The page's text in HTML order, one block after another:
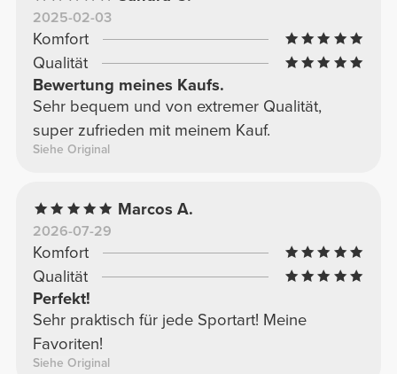
2025-02-03
Komfort
Qualität
Bewertung meines Kaufs.
Sehr bequem und von extremer Qualität,
super zufrieden mit meinem Kauf.
Siehe Original
Marcos A.
2026-07-29
Komfort
Qualität
Perfekt!
Sehr praktisch für jede Sportart! Meine
Favoriten!
Siehe Original